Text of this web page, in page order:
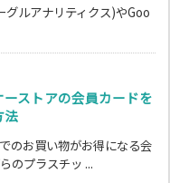
ルアナリティクス)やGoo
ーストアの会員カードを
法
のお買い物がお得になる会
のプラスチッ ...